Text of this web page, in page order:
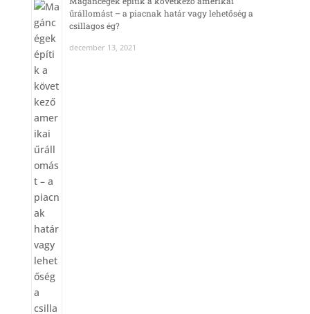
űrállomást – a piacnak határ vagy lehetőség a
csillagos ég?
december 13, 2021